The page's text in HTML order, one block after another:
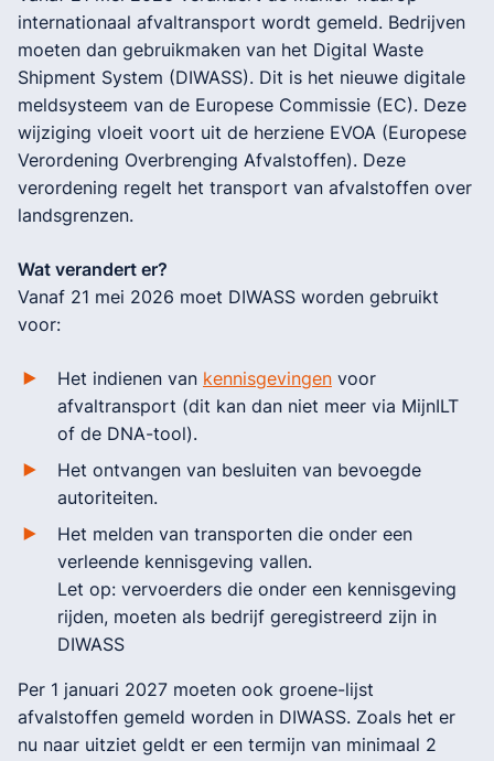
internationaal afvaltransport wordt gemeld. Bedrijven
moeten dan gebruikmaken van het Digital Waste
Shipment System (DIWASS). Dit is het nieuwe digitale
meldsysteem van de Europese Commissie (EC). Deze
wijziging vloeit voort uit de herziene EVOA (Europese
Verordening Overbrenging Afvalstoffen). Deze
verordening regelt het transport van afvalstoffen over
landsgrenzen.
Wat verandert er?
Vanaf 21 mei 2026 moet DIWASS worden gebruikt
voor:
Het indienen van kennisgevingen voor
afvaltransport (dit kan dan niet meer via MijnILT
of de DNA-tool).
Het ontvangen van besluiten van bevoegde
autoriteiten.
Het melden van transporten die onder een
verleende kennisgeving vallen.
Let op: vervoerders die onder een kennisgeving
rijden, moeten als bedrijf geregistreerd zijn in
DIWASS
Per 1 januari 2027 moeten ook groene-lijst
afvalstoffen gemeld worden in DIWASS. Zoals het er
nu naar uitziet geldt er een termijn van minimaal 2